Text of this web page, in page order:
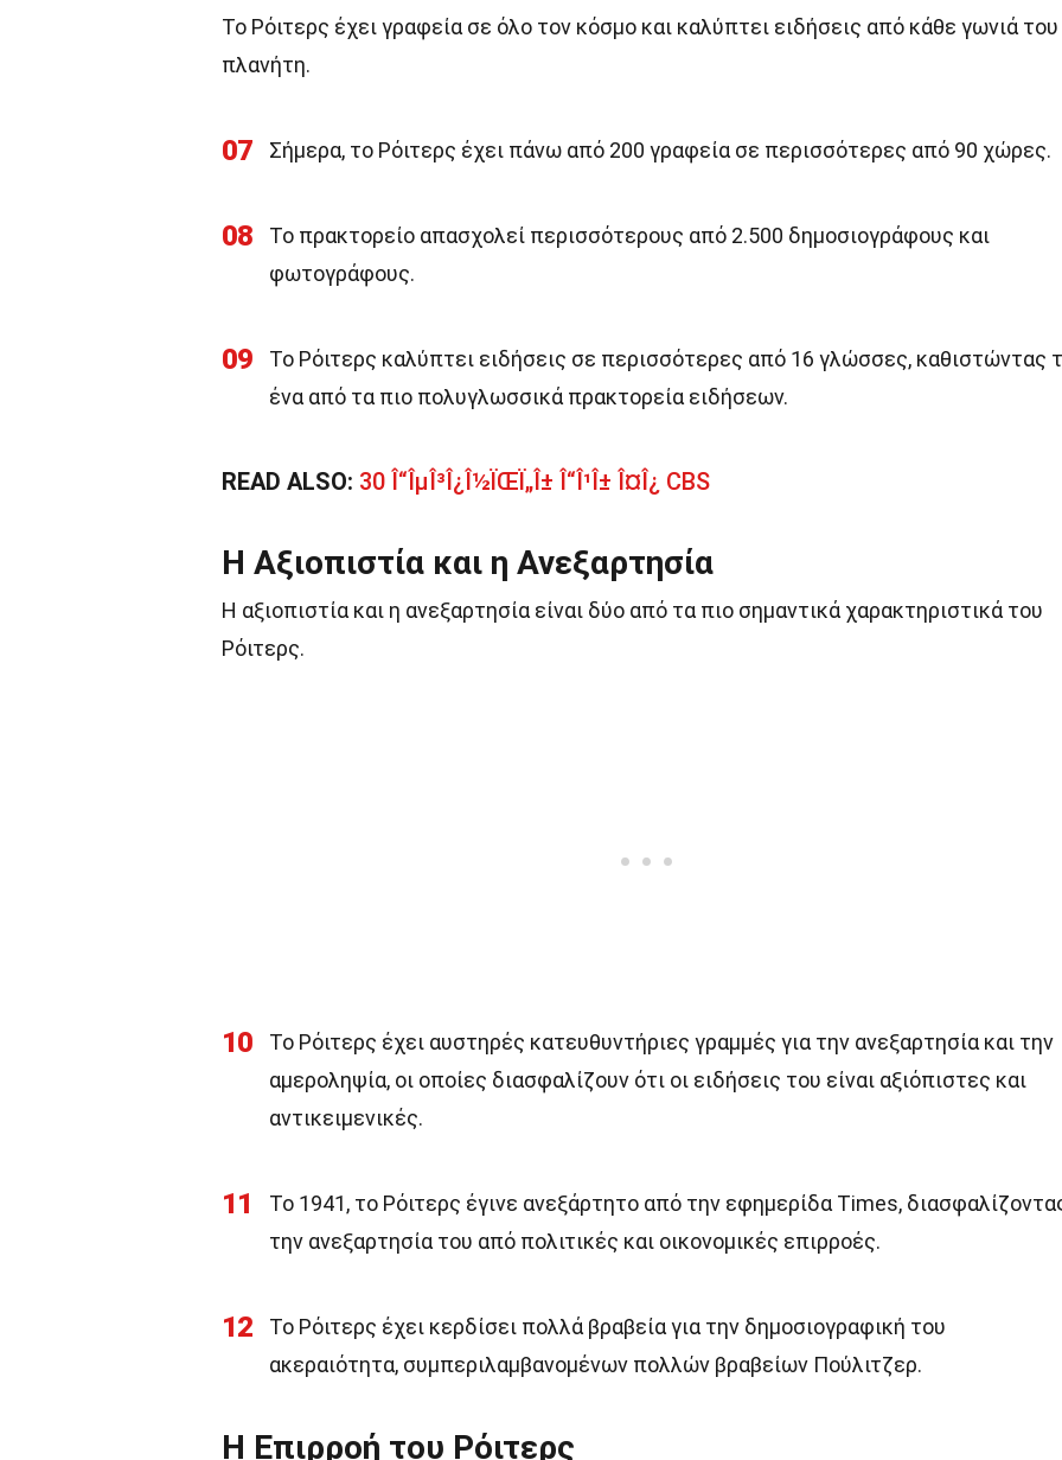
Το Ρόιτερς έχει γραφεία σε όλο τον κόσμο και καλύπτει ειδήσεις από κάθε γωνιά του
πλανήτη.
07 Σήμερα, το Ρόιτερς έχει πάνω από 200 γραφεία σε περισσότερες από 90 χώρες.
08
Το πρακτορείο απασχολεί περισσότερους από 2.500 δημοσιογράφους και
φωτογράφους.
09
Το Ρόιτερς καλύπτει ειδήσεις σε περισσότερες από 16 γλώσσες, καθιστώντας
ένα από τα πιο πολυγλωσσικά πρακτορεία ειδήσεων.
READ ALSO: 30 Î“ÎµÎ³Î¿Î½ÏŒÏ„Î± Î“Î¹Î± Î¤Î¿ CBS
Η Αξιοπιστία και η Ανεξαρτησία
Η αξιοπιστία και η ανεξαρτησία είναι δύο από τα πιο σημαντικά χαρακτηριστικά του
Ρόιτερς.
10
Το Ρόιτερς έχει αυστηρές κατευθυντήριες γραμμές για την ανεξαρτησία και την
αμεροληψία, οι οποίες διασφαλίζουν ότι οι ειδήσεις του είναι αξιόπιστες και
αντικειμενικές.
11
Το 1941, το Ρόιτερς έγινε ανεξάρτητο από την εφημερίδα Times,
την ανεξαρτησία του από πολιτικές και οικονομικές επιρροές.
12
Το Ρόιτερς έχει κερδίσει πολλά βραβεία για την δημοσιογραφική του
ακεραιότητα, συμπεριλαμβανομένων πολλών βραβείων Πούλιτζερ.
Η Επιρροή του Ρόιτερς